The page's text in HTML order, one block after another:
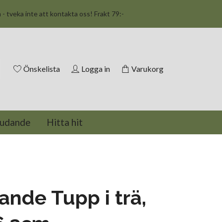
- tveka inte att kontakta oss! Frakt 79:-
Önskelista Logga in Varukorg
Hitta hit
Tupp i trä,